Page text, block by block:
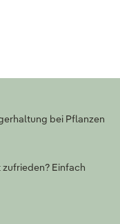
bei Pflanzen
Einfach